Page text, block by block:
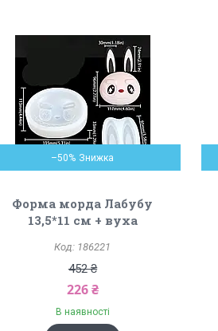
–50%
Форма морда Лабубу
13,5*11 см + вуха
186221
452 ₴
226 ₴
В наявності